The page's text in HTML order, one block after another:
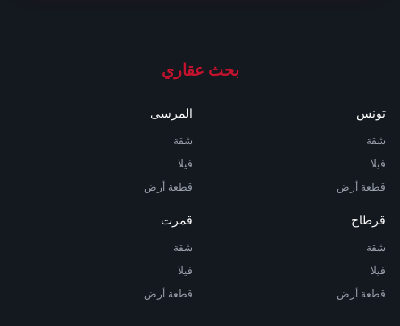
بحث عقاري
تونس
شقة
فيلا
قطعة أرض
المرسى
شقة
فيلا
قطعة أرض
قرطاج
شقة
فيلا
قطعة أرض
قمرت
شقة
فيلا
قطعة أرض